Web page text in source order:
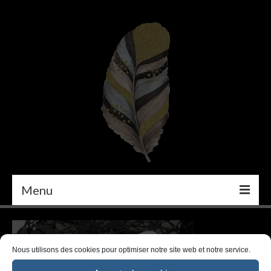
Nous utilisons des cookies pour optimiser notre site web et notre service.
Menu
PEINTURE
DÉCORATION INTÉRIEURE